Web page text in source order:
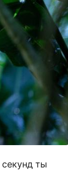
секунд ты